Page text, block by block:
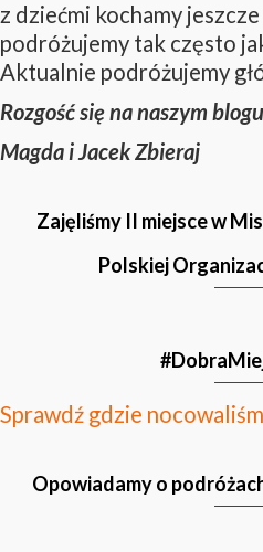
z dziećmi kochamy
podróżujemy tak często
Aktualnie podróżujemy
Rozgość się na naszym
Magda i Jacek Zbieraj
Zajęliśmy II miejsce w
Polskiej
Sprawdź gdzie
Opowiadamy o